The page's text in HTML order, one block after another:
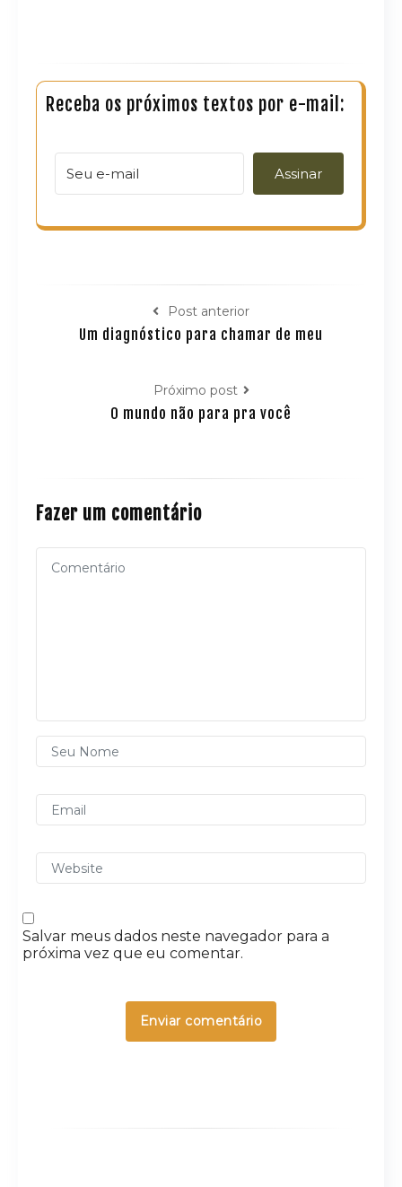
Receba os próximos textos por e-mail:
Assinar
Post anterior
Um diagnóstico para chamar de meu
Próximo post
O mundo não para pra você
Fazer um comentário
Salvar meus dados neste navegador para a
próxima vez que eu comentar.